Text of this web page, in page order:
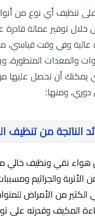
تنظيف أي نوع من
خلال توفير عمالة قادرة
عالية وفي وقت قياسي،
والمعدات
يمكنك أن تحصل عليها
ومنها:
الناتجة من تنظيف
هواء نقي ونظيف خالي
الأتربة والجراثيم
من الأمراض
المكيف وقدرته على